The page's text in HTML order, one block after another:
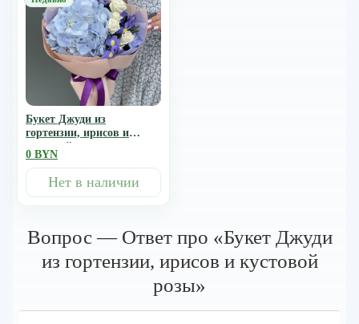
Букет Джуди из
гортензии, ирисов и
кустовой розы
0 BYN
Нет в наличии
Вопрос — Ответ про «Букет Джуди
из гортензии, ирисов и кустовой
розы»